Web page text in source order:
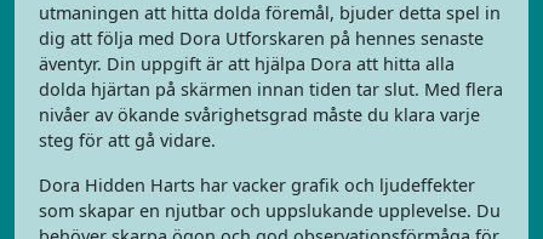
utmaningen att hitta dolda föremål, bjuder detta spel in
dig att följa med Dora Utforskaren på hennes senaste
äventyr. Din uppgift är att hjälpa Dora att hitta alla
dolda hjärtan på skärmen innan tiden tar slut. Med flera
nivåer av ökande svårighetsgrad måste du klara varje
steg för att gå vidare.
Dora Hidden Harts har vacker grafik och ljudeffekter
som skapar en njutbar och uppslukande upplevelse. Du